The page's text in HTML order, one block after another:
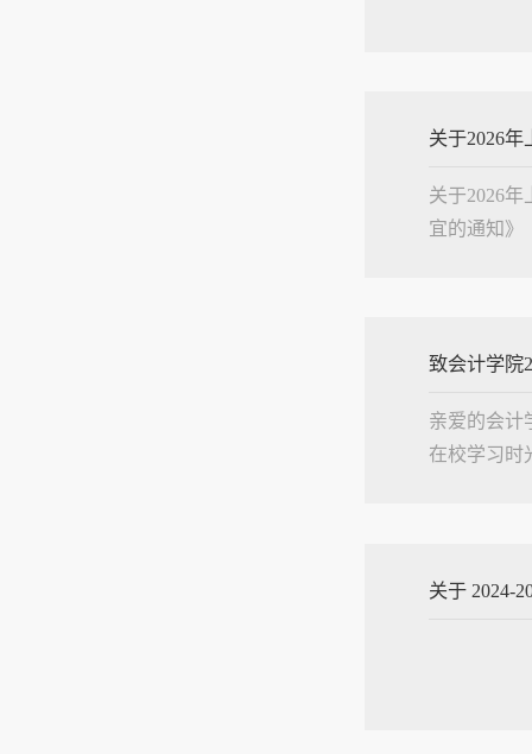
关于2026
关于2026
宜的通知》
致会计学院
亲爱的会计
在校学习时
关于 2024-